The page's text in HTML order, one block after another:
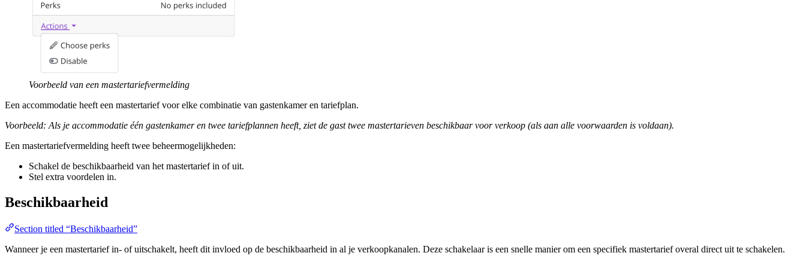
Voorbeeld van een mastertariefvermelding
Een accommodatie heeft een mastertarief voor elke combinatie van gastenkamer en tariefplan.
Voorbeeld: Als je accommodatie één gastenkamer en twee tariefplannen heeft, ziet de gast twee mastertarieven beschikbaar voor verkoop (als aan alle voorwaarden is voldaan).
Een mastertariefvermelding heeft twee beheermogelijkheden:
Schakel de beschikbaarheid van het mastertarief in of uit.
Stel extra voordelen in.
Beschikbaarheid
Section titled “Beschikbaarheid”
Wanneer je een mastertarief in- of uitschakelt, heeft dit invloed op de beschikbaarheid in al je verkoopkanalen. Deze schakelaar is een snelle manier om een specifiek mastertarief overal direct uit te schakelen.